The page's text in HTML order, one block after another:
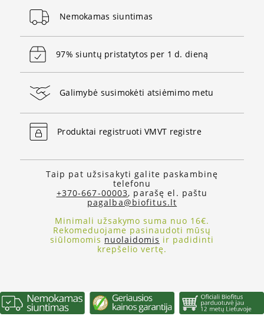
Nemokamas siuntimas
97% siuntų pristatytos per 1 d. dieną
Galimybė susimokėti atsiėmimo metu
Produktai registruoti VMVT registre
Taip pat užsisakyti galite paskambinę
telefonu
+370-667-00003, parašę el. paštu
pagalba@biofitus.lt
Minimali užsakymo suma nuo 16€.
Rekomeduojame pasinaudoti mūsų
siūlomomis nuolaidomis ir padidinti
krepšelio vertę.